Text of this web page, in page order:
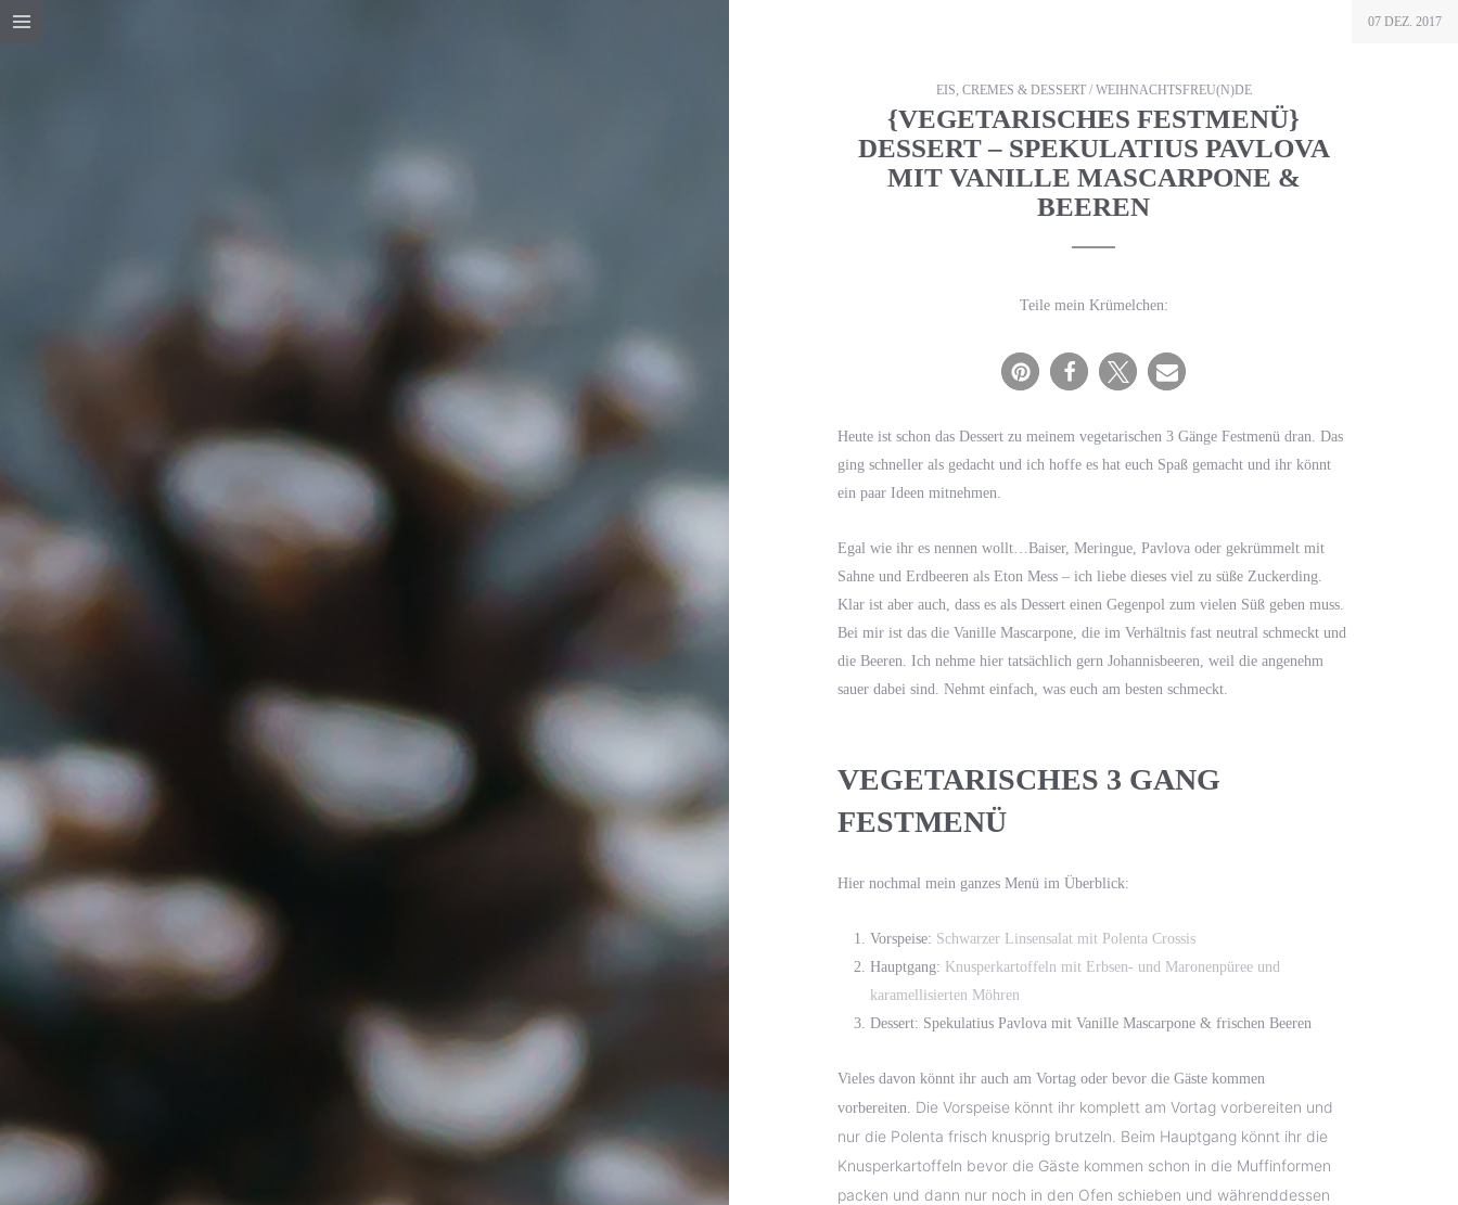
07 DEZ. 2017
EIS, CREMES & DESSERT/ WEIHNACHTSFREU(N)DE
{VEGETARISCHES FESTMENÜ}
DESSERT – SPEKULATIUS PAVLOVA
MIT VANILLE MASCARPONE &
BEEREN
Teile mein Krümelchen:
Heute ist schon das Dessert zu meinem vegetarischen 3 Gänge Festmenü dran. Das
ging schneller als gedacht und ich hoffe es hat euch Spaß gemacht und ihr könnt
ein paar Ideen mitnehmen.
Egal wie ihr es nennen wollt…Baiser, Meringue, Pavlova oder gekrümmelt mit
Sahne und Erdbeeren als Eton Mess – ich liebe dieses viel zu süße Zuckerding.
Klar ist aber auch, dass es als Dessert einen Gegenpol zum vielen Süß geben muss.
Bei mir ist das die Vanille Mascarpone, die im Verhältnis fast neutral schmeckt und
die Beeren. Ich nehme hier tatsächlich gern Johannisbeeren, weil die angenehm
sauer dabei sind. Nehmt einfach, was euch am besten schmeckt.
VEGETARISCHES 3 GANG
FESTMENÜ
Hier nochmal mein ganzes Menü im Überblick:
Vorspeise: Schwarzer Linsensalat mit Polenta Crossis
Hauptgang: Knusperkartoffeln mit Erbsen- und Maronenpüree und
karamellisierten Möhren
Dessert: Spekulatius Pavlova mit Vanille Mascarpone & frischen Beeren
Vieles davon könnt ihr auch am Vortag oder bevor die Gäste kommen
vorbereiten. Die Vorspeise könnt ihr komplett am Vortag vorbereiten und
nur die Polenta frisch knusprig brutzeln. Beim Hauptgang könnt ihr die
Knusperkartoffeln bevor die Gäste kommen schon in die Muffinformen
packen und dann nur noch in den Ofen schieben und währenddessen